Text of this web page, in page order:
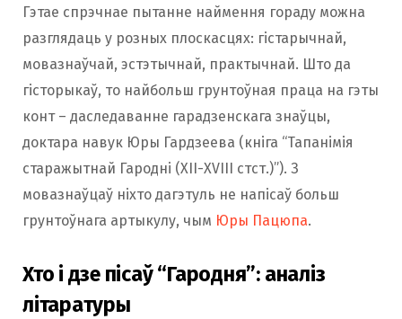
Гэтае спрэчнае пытанне наймення гораду можна
разглядаць у розных плоскасцях: гістарычнай,
мовазнаўчай, эстэтычнай, практычнай. Што да
гісторыкаў, то найбольш грунтоўная праца на гэты
конт – даследаванне гарадзенскага знаўцы,
доктара навук Юры Гардзеева (кніга “Тапанімія
старажытнай Гародні (ХІІ-ХVІІІ стст.)”). З
мовазнаўцаў ніхто дагэтуль не напісаў больш
грунтоўнага артыкулу, чым Юры Пацюпа.
Хто і дзе пісаў “Гародня”: аналіз
літаратуры